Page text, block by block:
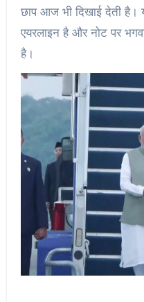
छाप आज भी दिखाई देती है।
एयरलाइन है और नोट पर
है।